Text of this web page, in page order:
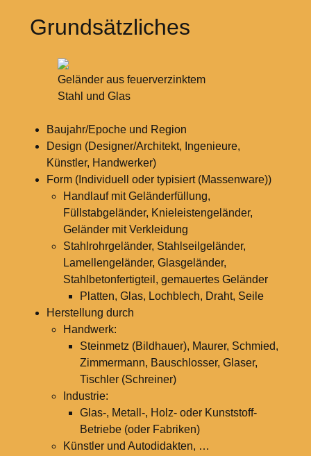
Grundsätzliches
Geländer aus feuerverzinktem
Stahl und Glas
Baujahr/Epoche und Region
Design (Designer/Architekt, Ingenieure,
Künstler, Handwerker)
Form (Individuell oder typisiert (Massenware))
Handlauf mit Geländerfüllung,
Füllstabgeländer, Knieleistengeländer,
Geländer mit Verkleidung
Stahlrohrgeländer, Stahlseilgeländer,
Lamellengeländer, Glasgeländer,
Stahlbetonfertigteil, gemauertes Geländer
Platten, Glas, Lochblech, Draht, Seile
Herstellung durch
Handwerk:
Steinmetz (Bildhauer), Maurer, Schmied,
Zimmermann, Bauschlosser, Glaser,
Tischler (Schreiner)
Industrie:
Glas-, Metall-, Holz- oder Kunststoff-
Betriebe (oder Fabriken)
Künstler und Autodidakten, …